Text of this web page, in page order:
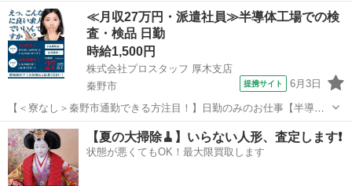
す。 縦19cm ×横15cm くらいです。 バースデーでテンションあがっ
て購入しましたが、使用は２回ほど… おまけで紙パックのドリンクケ
ースひ...
神奈川 秦野市 秦野駅 キッズ用品 リュック
≪月収27万円・派遣社員≫半導体工場での検
査・検品 日勤
時給1,500円
株式会社プロスタッフ 厚木支店
秦野市
提携サイト 6月3日
【＜寮なし＞秦野市通勤できる方注目！】日勤のみのお仕事【半導体
製品・通信機器製品の組立・試験・検査】 20～30代活躍中 装置組
立・試験・検査 【半導体製品】 (1) ケーブル組立 ラベル貼り/ケーブ
ル前段取り・本体接続...
神奈川 秦野市 その他
【夏の大掃除🧹】いらない人形、査定します❗️
状態が悪くてもOK！最大限買取します